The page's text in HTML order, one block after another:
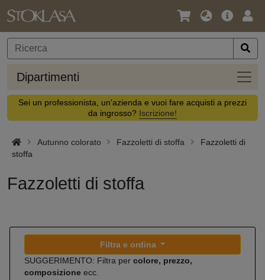
Lingua
Valuta
Offerta
Dipartimenti
Sei un professionista, un'azienda e vuoi fare acquisti a prezzi
da ingrosso? Iscrizione!
Autunno colorato Fazzoletti di stoffa
Fazzoletti di
stoffa
Fazzoletti di stoffa
Filtra e ordina
SUGGERIMENTO: Filtra per colore, prezzo,
composizione ecc.